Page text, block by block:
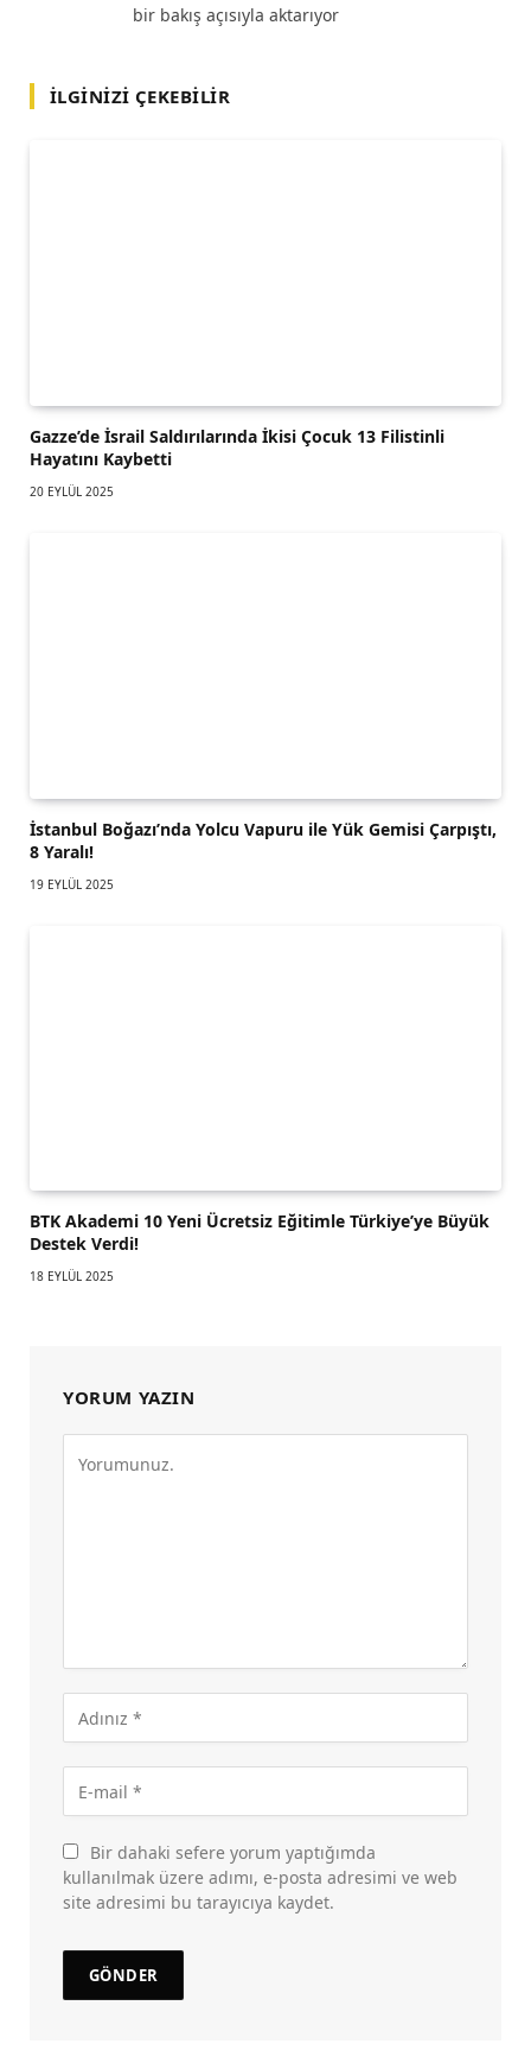
bir bakış açısıyla aktarıyor
İLGINIZI ÇEKEBILIR
Gazze’de İsrail Saldırılarında İkisi Çocuk 13 Filistinli
Hayatını Kaybetti
20 EYLÜL 2025
İstanbul Boğazı’nda Yolcu Vapuru ile Yük Gemisi Çarpıştı,
8 Yaralı!
19 EYLÜL 2025
BTK Akademi 10 Yeni Ücretsiz Eğitimle Türkiye’ye Büyük
Destek Verdi!
18 EYLÜL 2025
YORUM YAZIN
Bir dahaki sefere yorum yaptığımda
kullanılmak üzere adımı, e-posta adresimi ve web
site adresimi bu tarayıcıya kaydet.